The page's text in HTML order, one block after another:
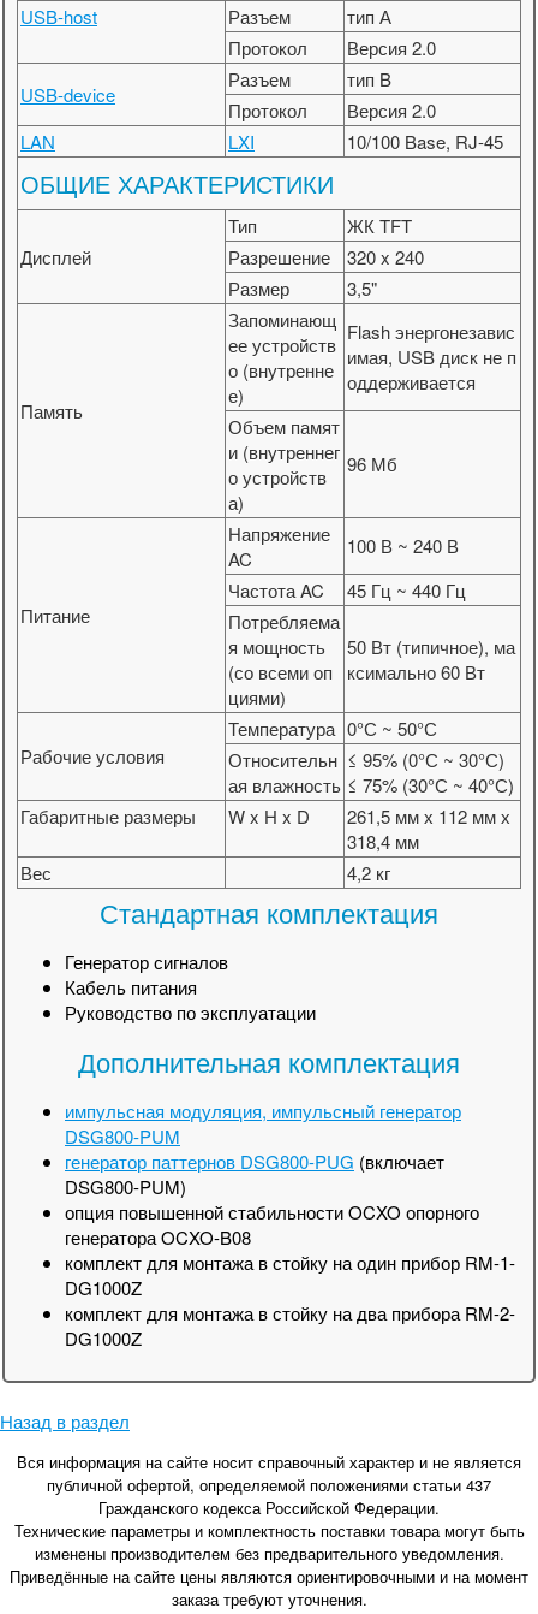
USB-host Разъем
тип А
Протокол
Версия 2.0
USB-device
Разъем
тип B
Протокол
Версия 2.0
LAN
LXI 10/100 Base, RJ-45
ОБЩИЕ ХАРАКТЕРИСТИКИ
Дисплей
Тип
ЖК TFT
Разрешение
320 x 240
Размер
3,5"
Память
Запоминающ
ее устройств
о (внутренне
е)
Flash энергонезавис
имая, USB диск не п
оддерживается
Объем памят
и (внутреннег
о устройств
а)
96 Мб
Питание
Напряжение
AC
100 В ~ 240 В
Частота AC
45 Гц ~ 440 Гц
Потребляема
я мощность
(со всеми оп
циями)
50 Вт (типичное), ма
ксимально 60 Вт
Рабочие условия
Температура 0°С ~ 50°С
Относительн
ая влажность
≤ 95% (0°С ~ 30°С)
≤ 75% (30°С ~ 40°С)
Габаритные размеры
W x H x D
261,5 мм х 112 мм х
318,4 мм
Вес
4,2 кг
Стандартная комплектация
Генератор сигналов
Кабель питания
Руководство по эксплуатации
Дополнительная комплектация
импульсная модуляция, импульсный генератор
DSG800-PUM
генератор паттернов DSG800-PUG (включает
DSG800-PUM)
опция повышенной стабильности OCXO опорного
генератора OCXO-B08
комплект для монтажа в стойку на один прибор RM-1-
DG1000Z
комплект для монтажа в стойку на два прибора RM-2-
DG1000Z
Назад в раздел
Вся информация на сайте носит справочный характер и не является
публичной офертой, определяемой положениями статьи 437
Гражданского кодекса Российской Федерации.
Технические параметры и комплектность поставки товара могут быть
изменены производителем без предварительного уведомления.
Приведённые на сайте цены являются ориентировочными и на момент
заказа требуют уточнения.